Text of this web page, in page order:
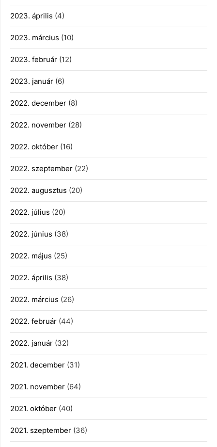
2023. április (4)
2023. március (10)
2023. február (12)
2023. január (6)
2022. december (8)
2022. november (28)
2022. október (16)
2022. szeptember (22)
2022. augusztus (20)
2022. július (20)
2022. június (38)
2022. május (25)
2022. április (38)
2022. március (26)
2022. február (44)
2022. január (32)
2021. december (31)
2021. november (64)
2021. október (40)
2021. szeptember (36)